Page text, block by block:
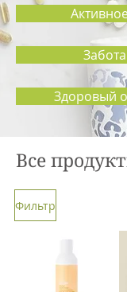
Здоровый
Все
Фильтр